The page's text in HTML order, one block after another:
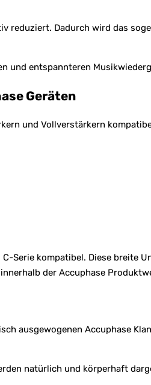
reduziert. Dadurch wird das
und entspannteren
Geräten
und Vollverstärkern
Serie kompatibel. Diese breite
der Accuphase
ausgewogenen Accuphase
natürlich und körperhaft